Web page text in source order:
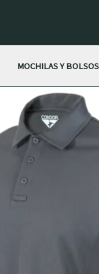
MOCHILAS Y BOLSOS